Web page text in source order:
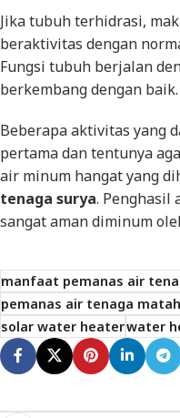
Jika tubuh terhidrasi,
beraktivitas dengan
Fungsi tubuh berjalan
berkembang dengan baik.
Beberapa aktivitas yang
pertama dan tentunya
air minum hangat yang
tenaga surya. Penghasil
sangat aman diminum
manfaat pemanas air
pemanas air tenaga
solar water heaterwater